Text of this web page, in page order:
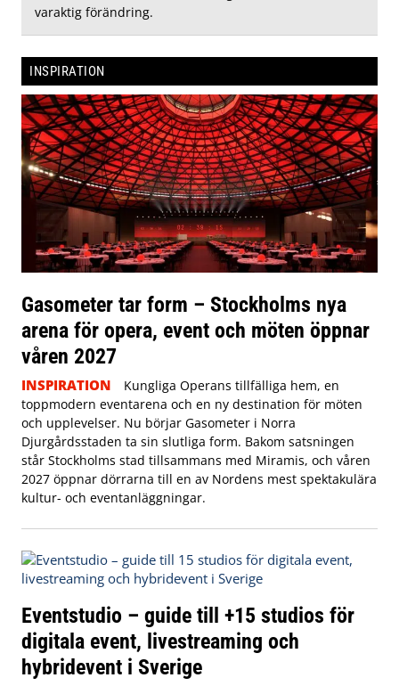
varaktig förändring.
INSPIRATION
Gasometer tar form – Stockholms nya
arena för opera, event och möten öppnar
våren 2027
INSPIRATION
Kungliga Operans tillfälliga hem, en
toppmodern eventarena och en ny destination för möten
och upplevelser. Nu börjar Gasometer i Norra
Djurgårdsstaden ta sin slutliga form. Bakom satsningen
står Stockholms stad tillsammans med Miramis, och våren
2027 öppnar dörrarna till en av Nordens mest spektakulära
kultur- och eventanläggningar.
Eventstudio – guide till +15 studios för
digitala event, livestreaming och
hybridevent i Sverige